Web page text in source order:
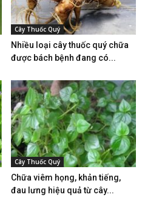
Cây Thuốc Quý
Nhiều loại cây thuốc quý chữa
được bách bệnh đang có...
Cây Thuốc Quý
Chữa viêm họng, khản tiếng,
đau lưng hiệu quả từ cây...